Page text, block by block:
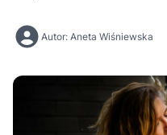
Autor: Aneta Wiśniewska